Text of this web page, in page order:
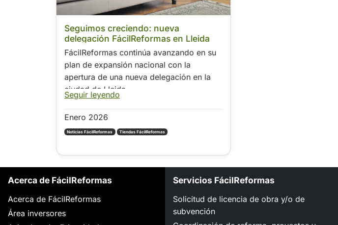
Seguimos creciendo: nueva
delegación FácilReformas en Lleida
FácilReformas continúa avanzando en su
plan de expansión nacional con la
apertura de una nueva delegación en la
ciudad de Lleida.
Seguir leyendo
Enero 2026
Noticias FácilReformas Tiendas FácilReformas
Acerca de FácilReformas
Acerca de FácilReformas
Área inversores
Servicios FácilReformas
Solicitud de licencia de obra y/o de
subvención